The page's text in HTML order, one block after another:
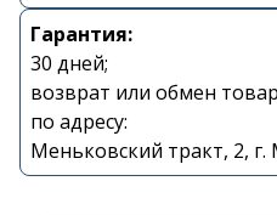
Гарантия:
30 дней;
возврат или обмен
по адресу:
Меньковский тракт, 2, г.
Viber
shupik21@bk.ru